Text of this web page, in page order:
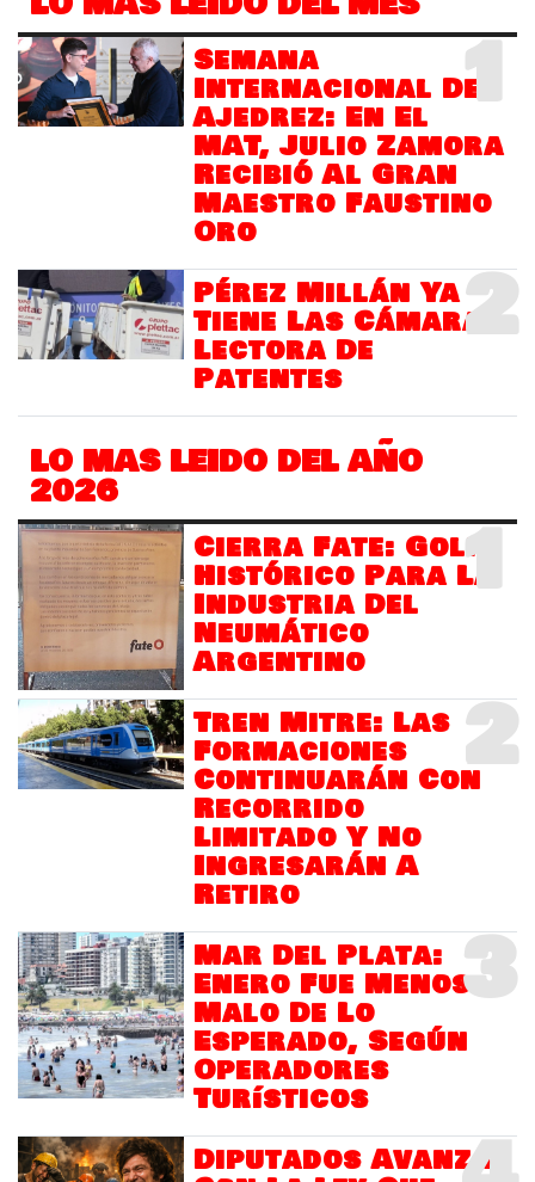
1
Semana
Internacional Del
Ajedrez: En El
MAT, Julio Zamora
Recibió Al Gran
Maestro Faustino
Oro
2
Pérez Millán Ya
Tiene Las Cámaras
Lectora De
Patentes
LO MAS LEIDO DEL AÑO
2026
1
Cierra Fate: Golpe
Histórico Para La
Industria Del
Neumático
Argentino
2
Tren Mitre: Las
Formaciones
Continuarán Con
Recorrido
Limitado Y No
Ingresarán A
Retiro
3
Mar Del Plata:
Enero Fue Menos
Malo De Lo
Esperado, Según
Operadores
Turísticos
Diputados Avanza